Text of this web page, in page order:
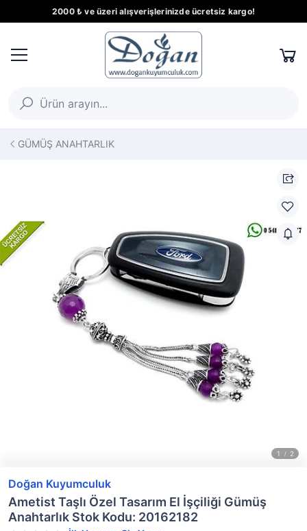
2000 ₺ ve üzeri alışverişlerinizde ücretsiz kargo!
GÜMÜŞ ANAHTARLIK
Doğan Kuyumculuk
Ametist Taşlı Özel Tasarım El İşçiliği Gümüş
Anahtarlık Stok Kodu: 20162182